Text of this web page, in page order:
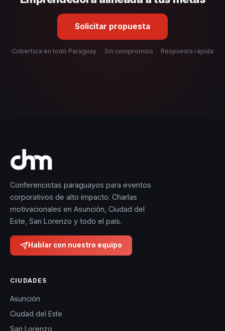
Solicitar propuesta
Cobertura en todo Paraguay · Sin compromiso · Respuesta rápida
Conferencistas paraguayos para eventos
corporativos de alto impacto. Charlas
motivacionales en Asunción, Ciudad del
Este, San Lorenzo y todo el país.
Hablar con nuestro equipo
CIUDADES
Asunción
Ciudad del Este
San Lorenzo